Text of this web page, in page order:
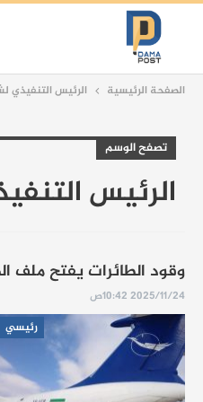
الصفحة الرئيسية الرئيس
تصفح الوسم
الرئيس
وقود الطائرات يفتح ملف
2025/11/24 10:42ص
رئيسي